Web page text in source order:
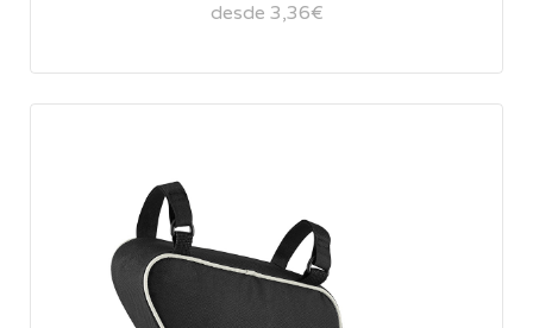
desde 3,36€